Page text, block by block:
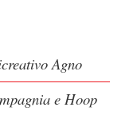
Agno
e Hoop